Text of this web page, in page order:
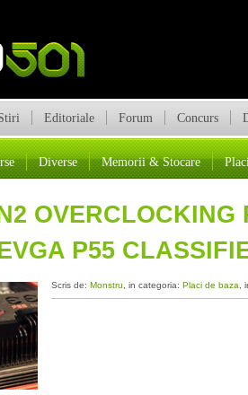
Editoriale Forum Concurs
Diverse Memorii & Stocare
OVERCLOCKING
P55
Scris de: Monstru , in categoria: Placi de baza ,